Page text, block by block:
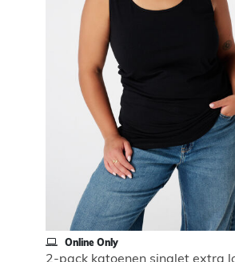
Online Only
2-pack katoenen singlet extra